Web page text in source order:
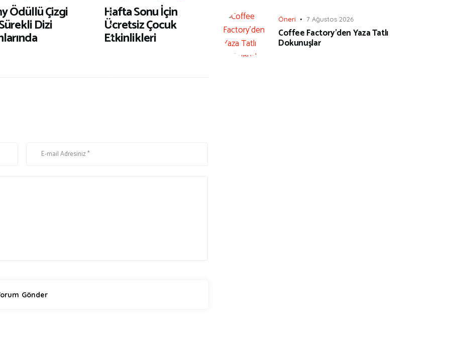
Ödüllü Çizgi
Dizi
O
k
u
Hafta Sonu İçin
Ücretsiz Çocuk
Etkinlikleri
Öneri 7 Ağustos 2026
Coffee Factory’den Yaza Tatlı
Dokunuşlar